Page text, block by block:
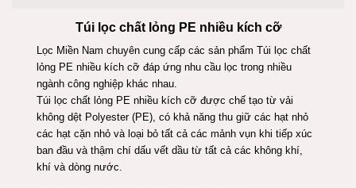
Túi lọc chất lỏng PE nhiều kích cỡ
Lọc Miền Nam chuyên cung cấp các sản phẩm Túi lọc chất
lỏng PE nhiều kích cỡ đáp ứng nhu cầu lọc trong nhiều
ngành công nghiệp khác nhau.
Túi lọc chất lỏng PE nhiều kích cỡ được chế tạo từ vải
không dệt Polyester (PE), có khả năng thu giữ các hạt nhỏ
các hạt cặn nhỏ và loại bỏ tất cả các mảnh vụn khi tiếp xúc
ban đầu và thậm chí dấu vết dầu từ tất cả các không khí,
khí và dòng nước.